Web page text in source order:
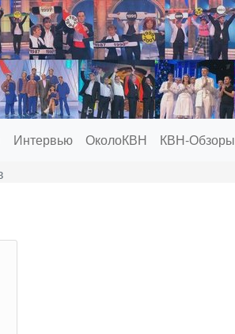
Интервью ОколоКВН КВН-Обзоры